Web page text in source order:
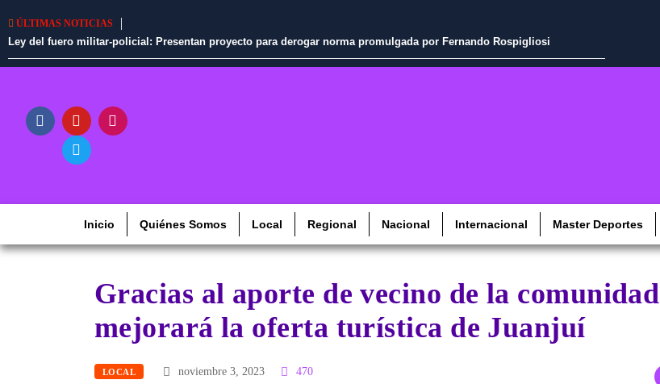
ÚLTIMAS NOTICIAS
Ley del fuero militar-policial: Presentan proyecto para derogar norma promulgada por Fernando Rospigliosi
Inicio Quiénes Somos Local Regional Nacional Internacional Master Deportes
Gracias al aporte de vecino de la comunidad
mejorará la oferta turística de Juanjuí
LOCAL noviembre 3, 2023 470